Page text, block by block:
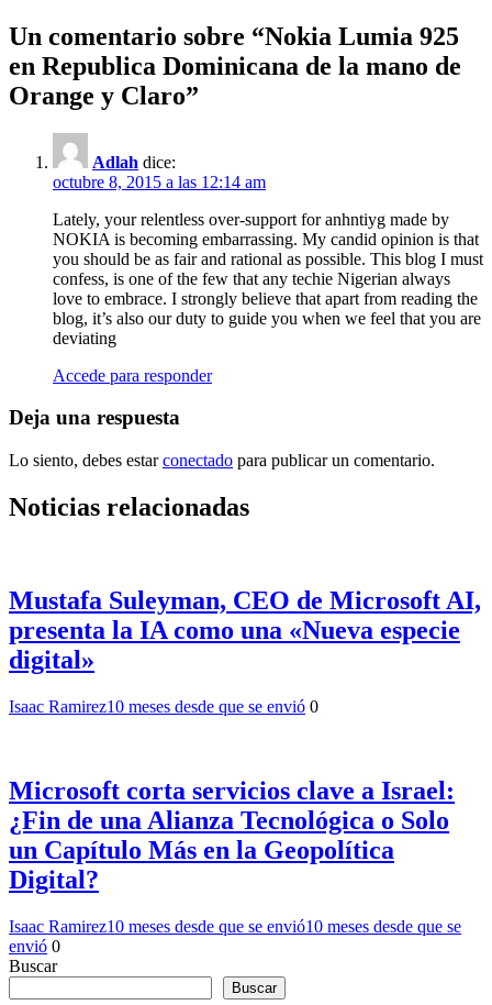
Un comentario sobre “Nokia Lumia 925
en Republica Dominicana de la mano de
Orange y Claro”
Adlah dice:
octubre 8, 2015 a las 12:14 am
Lately, your relentless over-support for anhntiyg made by
NOKIA is becoming embarrassing. My candid opinion is that
you should be as fair and rational as possible. This blog I must
confess, is one of the few that any techie Nigerian always
love to embrace. I strongly believe that apart from reading the
blog, it’s also our duty to guide you when we feel that you are
deviating
Accede para responder
Deja una respuesta
Lo siento, debes estarconectado para publicar un comentario.
Noticias relacionadas
Mustafa Suleyman, CEO de Microsoft AI,
presenta la IA como una «Nueva especie
digital»
Isaac Ramirez10 meses desde que se envió 0
Microsoft corta servicios clave a Israel:
¿Fin de una Alianza Tecnológica o Solo
un Capítulo Más en la Geopolítica
Digital?
Isaac Ramirez10 meses desde que se envió10 meses desde que se
envió 0
Buscar
Buscar